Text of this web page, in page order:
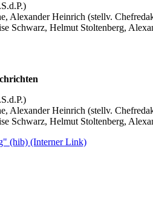
Alexander Heinrich (stellv.
Schwarz, Helmut Stoltenberg,
Alexander Heinrich (stellv.
Schwarz, Helmut Stoltenberg,
(hib) (Interner Link)